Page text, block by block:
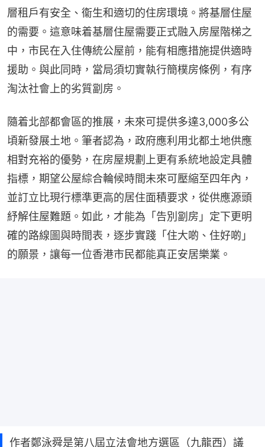
層租戶有安全、衞生和適切的住房環境。將基層住屋
的需要。這意味着基層住屋需要正式融入房屋階梯之
中，市民在入住傳統公屋前，能有相應措施提供適時
援助。與此同時，當局須切實執行簡樸房條例，有序
淘汰社會上的劣質劏房。
隨着北部都會區的推展，未來可提供多達3,000多公
頃新發展土地。筆者認為，政府應利用北都土地供應
相對充裕的優勢，在房屋規劃上更有系統地設定具體
指標，期望公屋綜合輪候時間未來可壓縮至四年內，
並訂立比現行標準更高的居住面積要求，從供應源頭
紓解住屋難題。如此，才能為「告別劏房」定下更明
確的路線圖與時間表，逐步實踐「住大啲、住好啲」
的願景，讓每一位香港市民都能真正安居樂業。
作者鄭泳舜是第八屆立法會地方選區（九龍西）議